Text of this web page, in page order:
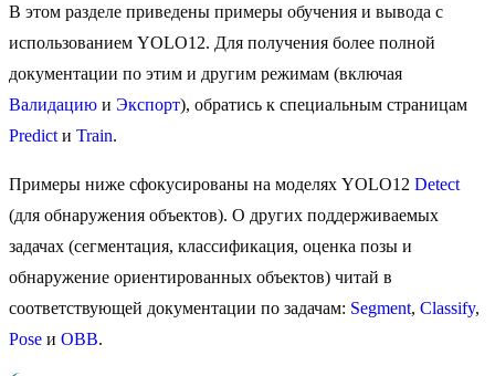
В этом разделе приведены примеры обучения и вывода с
использованием YOLO12. Для получения более полной
документации по этим и другим режимам (включая
Валидацию и Экспорт), обратись к специальным страницам
Predict и Train.
Примеры ниже сфокусированы на моделях YOLO12 Detect
(для обнаружения объектов). О других поддерживаемых
задачах (сегментация, классификация, оценка позы и
обнаружение ориентированных объектов) читай в
соответствующей документации по задачам: Segment, Classify,
Pose и OBB.